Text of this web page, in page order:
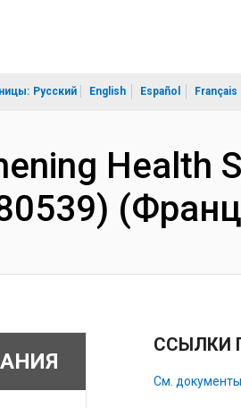
Русский English Español Français
Health
ССЫЛКИ
См.